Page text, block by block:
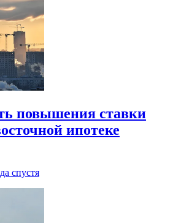
повышения ставки
ипотеке
спустя